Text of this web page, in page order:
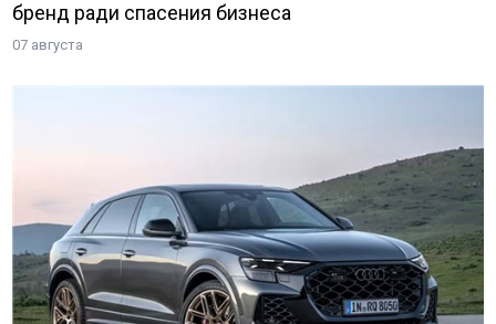
бренд ради спасения бизнеса
07 августа